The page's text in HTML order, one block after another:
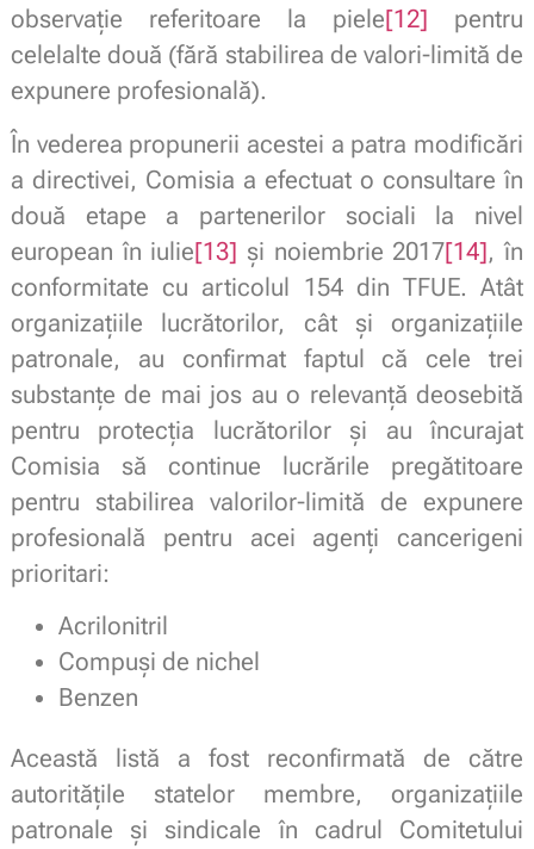
observație referitoare la piele[12] pentru
celelalte două (fără stabilirea de valori-limită de
expunere profesională).
În vederea propunerii acestei a patra modificări
a directivei, Comisia a efectuat o consultare în
două etape a partenerilor sociali la nivel
european în iulie[13] și noiembrie 2017[14], în
conformitate cu articolul 154 din TFUE. Atât
organizațiile lucrătorilor, cât și organizațiile
patronale, au confirmat faptul că cele trei
substanțe de mai jos au o relevanță deosebită
pentru protecția lucrătorilor și au încurajat
Comisia să continue lucrările pregătitoare
pentru stabilirea valorilor-limită de expunere
profesională pentru acei agenți cancerigeni
prioritari:
Acrilonitril
Compuși de nichel
Benzen
Această listă a fost reconfirmată de către
autoritățile statelor membre, organizațiile
patronale și sindicale în cadrul Comitetului